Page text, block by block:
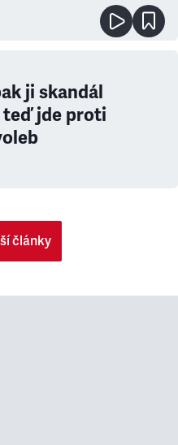
ji skandál
jde proti
články